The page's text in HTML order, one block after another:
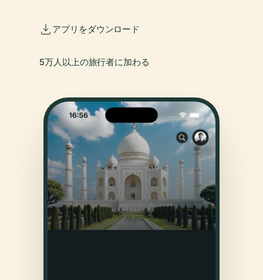
アプリをダウンロード
5万人以上の旅行者に加わる